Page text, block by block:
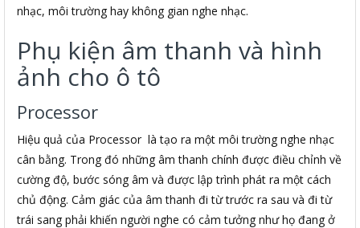
nhạc, môi trường hay không gian nghe nhạc.
Phụ kiện âm thanh và hình
ảnh cho ô tô
Processor
Hiệu quả của Processor là tạo ra một môi trường nghe nhạc
cân bằng. Trong đó những âm thanh chính được điều chỉnh về
cường độ, bước sóng âm và được lập trình phát ra một cách
chủ động. Cảm giác của âm thanh đi từ trước ra sau và đi từ
trái sang phải khiến người nghe có cảm tưởng như họ đang ở